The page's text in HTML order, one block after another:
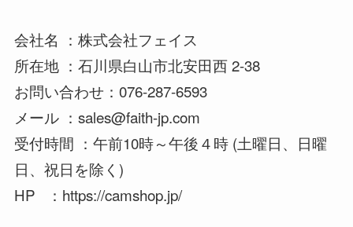
会社名 ：株式会社フェイス
所在地 ：石川県白山市北安田西 2-38
お問い合わせ：076-287-6593
メール ：sales@faith-jp.com
受付時間 ：午前10時～午後４時 (土曜日、日曜
日、祝日を除く)
HP ：https://camshop.jp/